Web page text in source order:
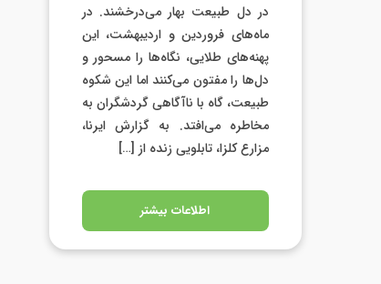
در دل طبیعت بهار می‌درخشند. در
ماه‌های فروردین و اردیبهشت، این
پهنه‌های طلایی، نگاه‌ها را مسحور و
دل‌ها را مفتون می‌کنند اما این شکوه
طبیعت، گاه با ناآگاهی گردشگران به
مخاطره می‌افتد. به گزارش ایرنا،
مزارع کلزا، تابلویی زنده از […]
اطلاعات بیشتر